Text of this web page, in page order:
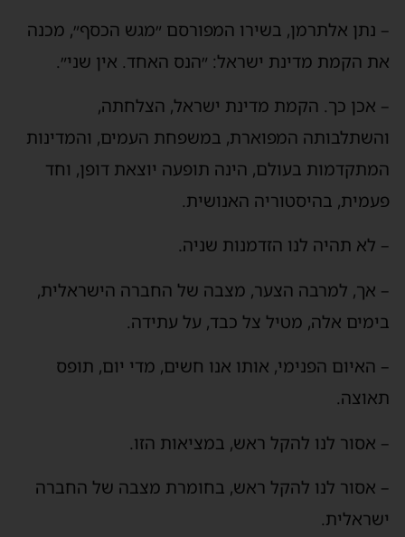
– נתן אלתרמן, בשירו המפורסם ״מגש הכסף״, מכנה
את הקמת מדינת ישראל: ״הנס האחד. אין שני״.
– אכן כך. הקמת מדינת ישראל, הצלחתה,
והשתלבותה המפוארת, במשפחת העמים, והמדינות
המתקדמות בעולם, הינה תופעה יוצאת דופן, וחד
פעמית, בהיסטוריה האנושית.
– לא תהיה לנו הזדמנות שניה.
– אך, למרבה הצער, מצבה של החברה הישראלית,
בימים אלה, מטיל צל כבד, על עתידה.
– האיום הפנימי, אותו אנו חשים, מדי יום, תופס
תאוצה.
– אסור לנו להקל ראש, במציאות הזו.
– אסור לנו להקל ראש, בחומרת מצבה של החברה
ישראלית.